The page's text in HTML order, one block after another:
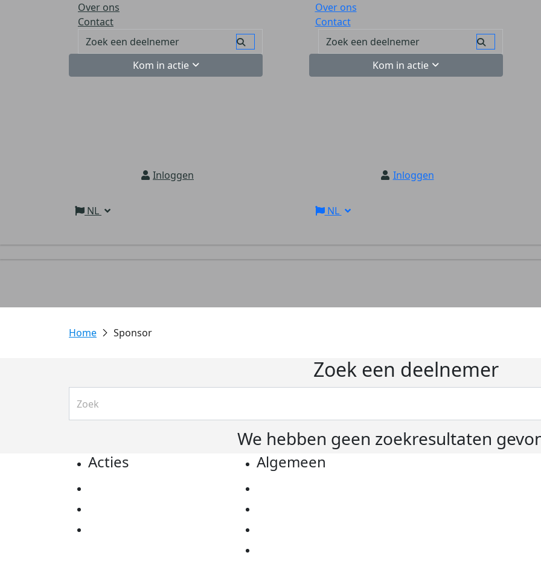
Over ons
Contact
Kom in actie
Inloggen
NL
Over ons
Contact
Kom in actie
Inloggen
NL
Sponsor
Zoek een deelnemer
We hebben geen zoekresultaten
Acties Algemeen